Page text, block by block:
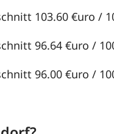
103.60 €uro /
96.64 €uro /
96.00 €uro /